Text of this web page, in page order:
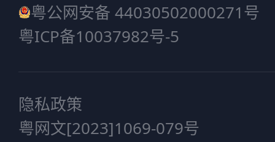
粤公网安备 44030502000271号
粤ICP备10037982号-5
隐私政策
粤网文[2023]1069-079号